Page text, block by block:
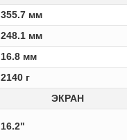
355.7 мм
248.1 мм
16.8 мм
2140 г
ЭКРАН
16.2"